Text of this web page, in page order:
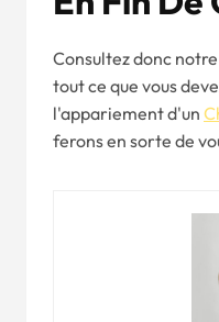
Consultez donc
tout ce que vous
l'appariement d'un
ferons en sorte de